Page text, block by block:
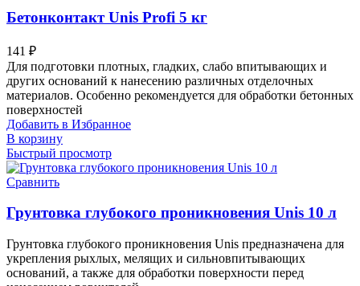
Бетонконтакт Unis Profi 5 кг
141 ₽
Для подготовки плотных, гладких, слабо впитывающих и
других оснований к нанесению различных отделочных
материалов. Особенно рекомендуется для обработки бетонных
поверхностей
Добавить в Избранное
В корзину
Быстрый просмотр
Сравнить
Грунтовка глубокого проникновения Unis 10 л
Грунтовка глубокого проникновения Unis предназначена для
укрепления рыхлых, мелящих и сильновпитывающих
оснований, а также для обработки поверхности перед